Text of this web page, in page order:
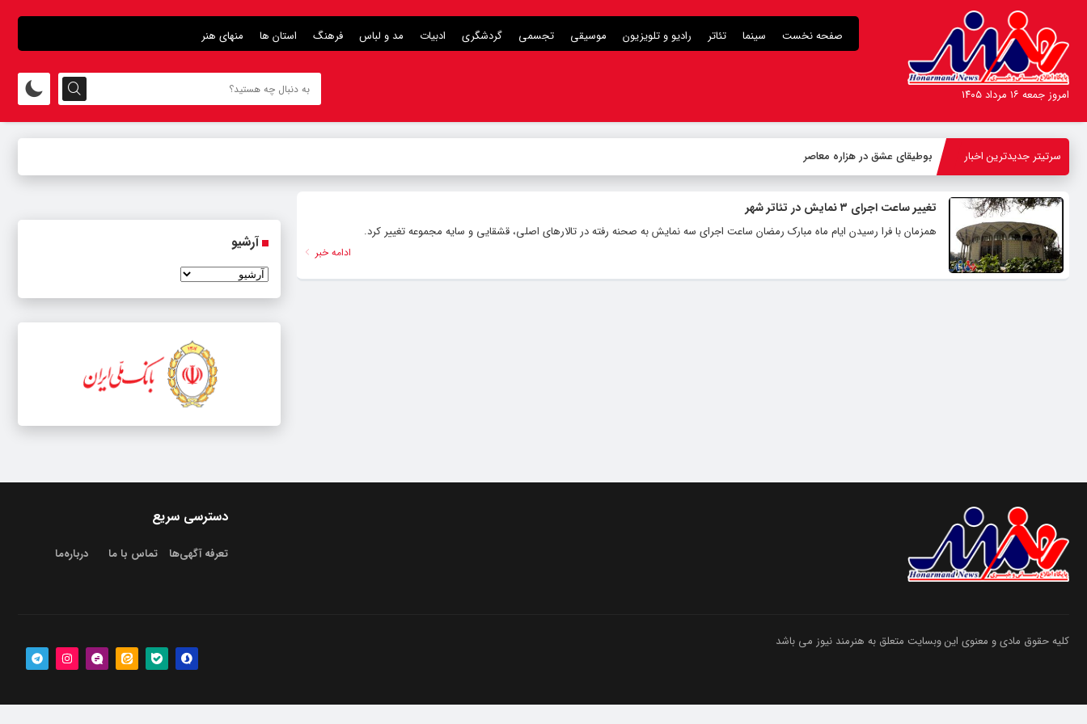
صفحه نخست سینما تئاتر رادیو و تلویزیون موسیقی تجسمی گردشگری ادبیات مد و لباس فرهنگ استان ها منهای هنر
امروز جمعه ۱۶ مرداد ۱۴۰۵
سرتیتر جدیدترین اخبار بوطیقای عشق در هزاره معاصر
تغییر ساعت اجرای ۳ نمایش در تئاتر شهر
همزمان با فرا رسیدن ایام ماه مبارک رمضان ساعت اجرای سه نمایش به صحنه رفته در تالارهای اصلی، قشقایی و سایه مجموعه تغییر کرد.
ادامه خبر
آرشیو
دسترسی سریع
تعرفه آگهی‌ها تماس با ما درباره‌‌ما
کلیه حقوق مادی و معنوی این وبسایت متعلق به هنرمند نیوز می باشد